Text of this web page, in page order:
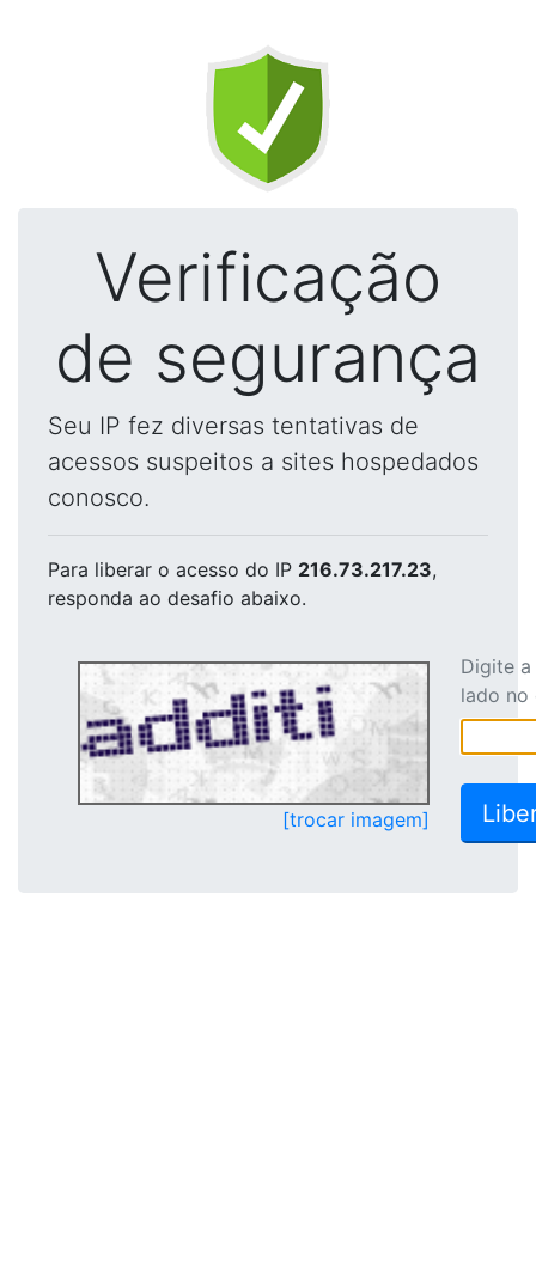
Verificação
de segurança
Seu IP fez diversas tentativas de
acessos suspeitos a sites hospedados
conosco.
Para liberar o acesso do IP 216.73.217.23,
responda ao desafio abaixo.
[trocar imagem]
Digite
lado no